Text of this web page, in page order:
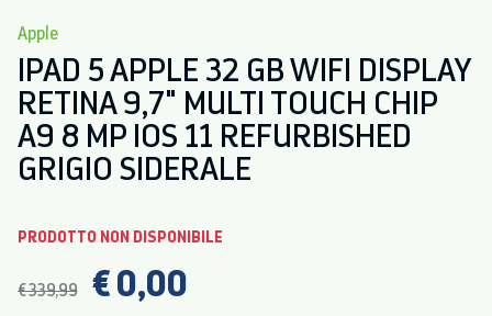
Apple
IPAD 5 APPLE 32 GB WIFI DISPLAY
RETINA 9,7" MULTI TOUCH CHIP
A9 8 MP IOS 11 REFURBISHED
GRIGIO SIDERALE
PRODOTTO NON DISPONIBILE
€ 339,99 € 0,00